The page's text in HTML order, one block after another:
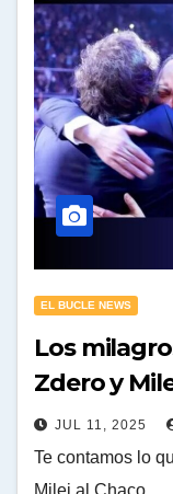
EL BUCLE NEWS
Los
Zdero y
JUL 11, 2025
Te contamos lo
Milei al Chaco